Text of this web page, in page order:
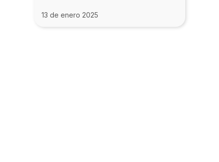
13 de enero 2025